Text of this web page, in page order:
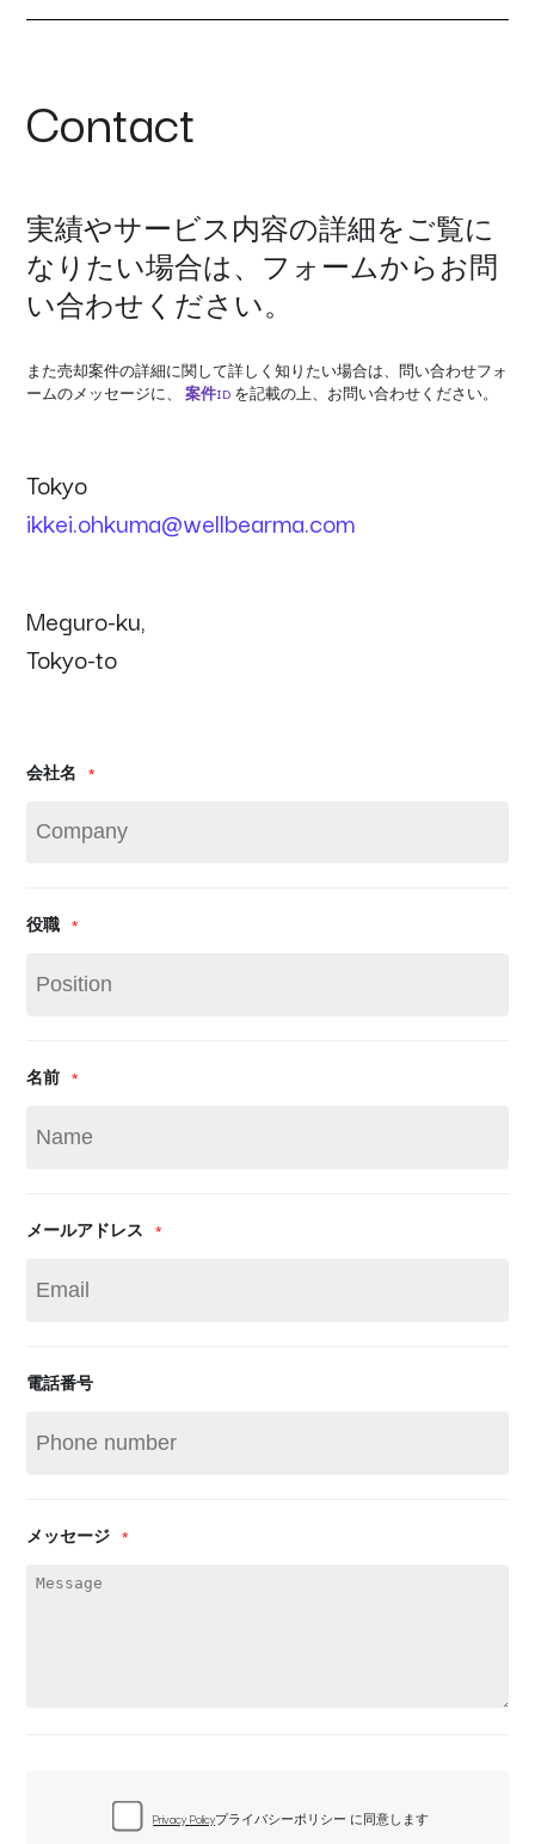
Contact
実績やサービス内容の詳細をご覧に
な り たい場合は、 フ ォ ームからお問
い合わせ く ださ い。
また売却案件の詳細に関して詳しく知りたい場合は、問い合わせフォ
ームのメッセージに、案件ID を記載の上、お問い合わせください。
Tokyo
ikkei.ohkuma@wellbearma.com
Meguro-ku,
Tokyo-to
会社名 *
役職 *
名前 *
メールアドレス *
電話番号
メッセージ *
Privacy Policyプライバシーポリシー に同意します